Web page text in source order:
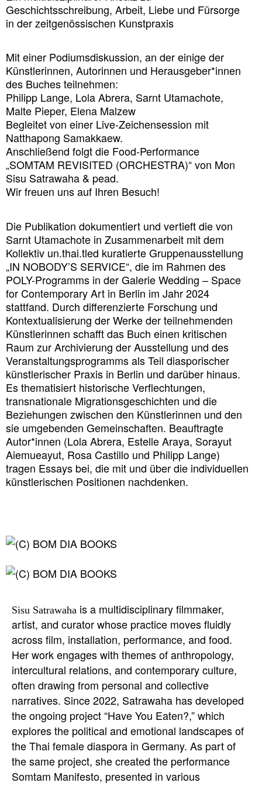
Geschichtsschreibung, Arbeit, Liebe und Fürsorge
in der zeitgenössischen Kunstpraxis
Mit einer Podiumsdiskussion, an der einige der
Künstlerinnen, Autorinnen und Herausgeber*innen
des Buches teilnehmen:
Philipp Lange, Lola Abrera, Sarnt Utamachote,
Malte Pieper, Elena Malzew
Begleitet von einer Live-Zeichensession mit
Natthapong Samakkaew.
Anschließend folgt die Food-Performance
„SOMTAM REVISITED (ORCHESTRA)“ von Mon
Sisu Satrawaha & pead.
Wir freuen uns auf Ihren Besuch!
Die Publikation dokumentiert und vertieft die von
Sarnt Utamachote in Zusammenarbeit mit dem
Kollektiv un.thai.tled kuratierte Gruppenausstellung
„IN NOBODY’S SERVICE“, die im Rahmen des
POLY-Programms in der Galerie Wedding – Space
for Contemporary Art in Berlin im Jahr 2024
stattfand. Durch differenzierte Forschung und
Kontextualisierung der Werke der teilnehmenden
Künstlerinnen schafft das Buch einen kritischen
Raum zur Archivierung der Ausstellung und des
Veranstaltungsprogramms als Teil diasporischer
künstlerischer Praxis in Berlin und darüber hinaus.
Es thematisiert historische Verflechtungen,
transnationale Migrationsgeschichten und die
Beziehungen zwischen den Künstlerinnen und den
sie umgebenden Gemeinschaften. Beauftragte
Autor*innen (Lola Abrera, Estelle Araya, Sorayut
Aiemueayut, Rosa Castillo und Philipp Lange)
tragen Essays bei, die mit und über die individuellen
künstlerischen Positionen nachdenken.
Sisu Satrawaha is a multidisciplinary filmmaker,
artist, and curator whose practice moves fluidly
across film, installation, performance, and food.
Her work engages with themes of anthropology,
intercultural relations, and contemporary culture,
often drawing from personal and collective
narratives. Since 2022, Satrawaha has developed
the ongoing project “Have You Eaten?,” which
explores the political and emotional landscapes of
the Thai female diaspora in Germany. As part of
the same project, she created the performance
Somtam Manifesto, presented in various